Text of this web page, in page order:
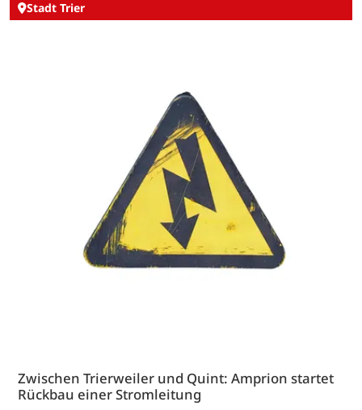
Stadt Trier
Zwischen Trierweiler und Quint: Amprion startet
Rückbau einer Stromleitung